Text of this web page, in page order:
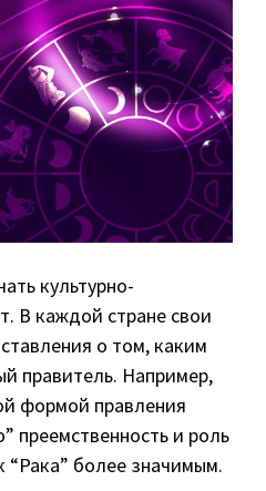
культурно-
В каждой стране свои
о том, каким
правитель. Например,
формой правления
преемственность и роль
“Рака” более значимым.